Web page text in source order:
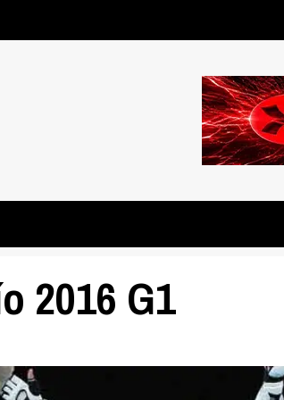
2016 G1